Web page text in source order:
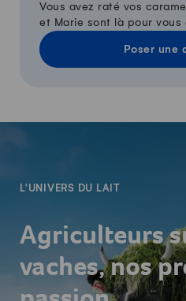
Vous avez raté vos
et Marie sont là pour vous
Poser une
L'UNIVERS DU LAIT
Agriculteurs
vaches, nos